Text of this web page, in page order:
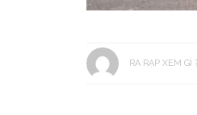
RA RẠP XEM GÌ